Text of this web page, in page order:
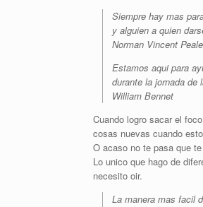
Siempre hay mas
y alguien a quien
Norman Vincent Peale
Estamos aqui para
durante la jornada de
William Bennet
Cuando logro sacar el
cosas nuevas cuando
O acaso no te pasa que
Lo unico que hago de
necesito oir.
La manera mas facil